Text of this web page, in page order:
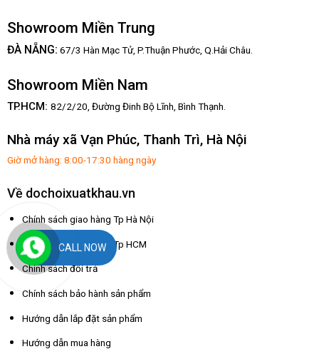
Showroom Miền Trung
ĐÀ NẴNG: 67/3 Hàn Mạc Tử, P.Thuận Phước, Q.Hải Châu.
Showroom Miền Nam
TP.HCM: 82/2/20, Đường Đinh Bộ Lĩnh, Bình Thạnh.
Nhà máy xã Vạn Phúc, Thanh Trì, Hà Nội
Giờ mở hàng: 8:00-17:30 hàng ngày
Về dochoixuatkhau.vn
Chính sách giao hàng Tp Hà Nội
Chính sách giao hàng Tp HCM
Chính sách đổi trả
Chính sách bảo hành sản phẩm
Hướng dẫn lắp đặt sản phẩm
Hướng dẫn mua hàng
CALL NOW